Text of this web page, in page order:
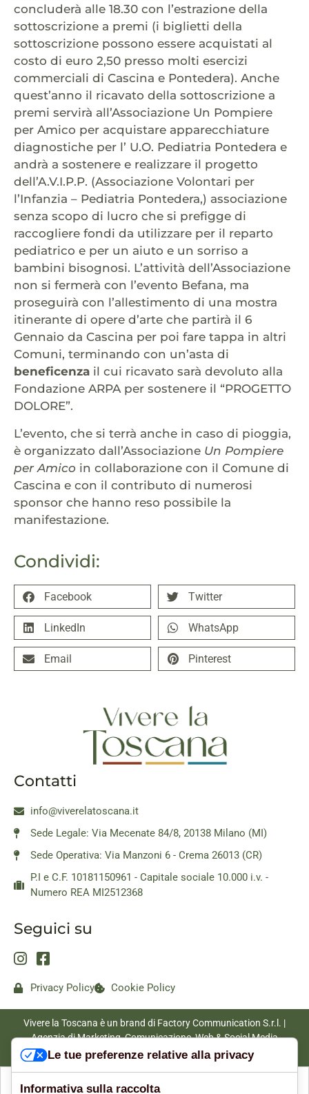
Condividi:
Facebook Twitter
LinkedIn WhatsApp
Email Pinterest
concluderà alle 18.30 con l’estrazione della
sottoscrizione a premi (i biglietti della
sottoscrizione possono essere acquistati al
costo di euro 2,50 presso molti esercizi
commerciali di Cascina e Pontedera). Anche
quest’anno il ricavato della sottoscrizione a
premi servirà all’Associazione Un Pompiere
per Amico per acquistare apparecchiature
diagnostiche per l’ U.O. Pediatria Pontedera e
andrà a sostenere e realizzare il progetto
dell’A.V.I.P.P. (Associazione Volontari per
l’Infanzia – Pediatria Pontedera,) associazione
senza scopo di lucro che si prefigge di
raccogliere fondi da utilizzare per il reparto
pediatrico e per un aiuto e un sorriso a
bambini bisognosi. L’attività dell’Associazione
non si fermerà con l’evento Befana, ma
proseguirà con l’allestimento di una mostra
itinerante di opere d’arte che partirà il 6
Gennaio da Cascina per poi fare tappa in altri
Comuni, terminando con un’asta di
beneficenza il cui ricavato sarà devoluto alla
Fondazione ARPA per sostenere il “PROGETTO
DOLORE”.
L’evento, che si terrà anche in caso di pioggia,
è organizzato dall’Associazione Un Pompiere
per Amico in collaborazione con il Comune di
Cascina e con il contributo di numerosi
sponsor che hanno reso possibile la
manifestazione.
Contatti
info@viverelatoscana.it
Sede Legale: Via Mecenate 84/8, 20138 Milano (MI)
Sede Operativa: Via Manzoni 6 - Crema 26013 (CR)
P.I e C.F. 10181150961 - Capitale sociale 10.000 i.v. -
Numero REA MI2512368
Seguici su
Privacy Policy Cookie Policy
Vivere la Toscana è un brand di Factory Communication S.r.l. |
Agenzia di Marketing, Comunicazione, Web & Social Media
|www.factorycommunication.it
Le tue preferenze relative alla privacy
Informativa sulla raccolta